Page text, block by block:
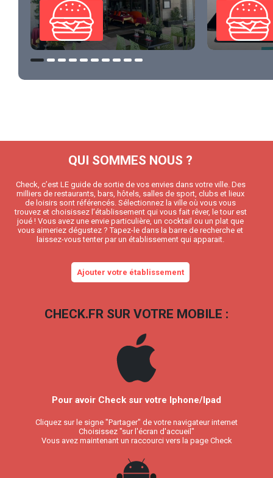
QUI SOMMES NOUS ?
Check, c’est LE guide de sortie de vos envies dans votre ville. Des
milliers de restaurants, bars, hôtels, salles de sport, clubs et lieux
de loisirs sont référencés. Sélectionnez la ville où vous vous
trouvez et choisissez l’établissement qui vous fait rêver, le tour est
joué ! Vous avez une envie particulière, un cocktail ou un plat que
vous aimeriez dégustez ? Tapez-le dans la barre de recherche et
laissez-vous tenter par un établissement qui apparait.
Ajouter votre établissement
CHECK.FR SUR VOTRE MOBILE :
Pour avoir Check sur votre Iphone/Ipad
Cliquez sur le signe "Partager" de votre navigateur internet
Choisissez "sur l'écran d'accueil"
Vous avez maintenant un raccourci vers la page Check